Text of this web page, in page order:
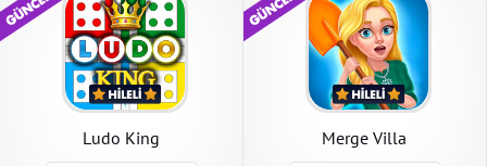
Ludo King Merge Villa